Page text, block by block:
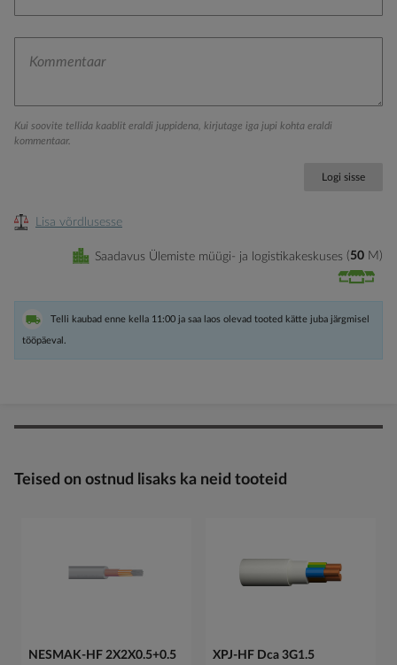
Kui soovite tellida kaablit eraldi juppidena, kirjutage iga jupi kohta eraldi
kommentaar.
Logi sisse
Lisa võrdlusesse
Saadavus Ülemiste müügi- ja logistikakeskuses 50 M
Telli kaubad enne kella 11:00 ja saa laos olevad tooted kätte juba järgmisel
tööpäeval.
Teised on ostnud lisaks ka neid tooteid
NESMAK-HF 2X2X0.5+0.5
XPJ-HF Dca 3G1.5